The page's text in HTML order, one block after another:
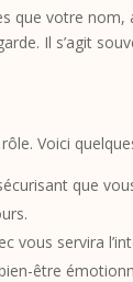
que votre nom,
Il s’agit
Voici
que
vous servira
être